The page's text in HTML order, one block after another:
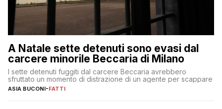
A Natale sette detenuti sono evasi dal
carcere minorile Beccaria di Milano
I sette detenuti fuggiti dal carcere Beccaria avrebbero
sfruttato un momento di distrazione di un agente per scappare
ASIA BUCONI-FATTI